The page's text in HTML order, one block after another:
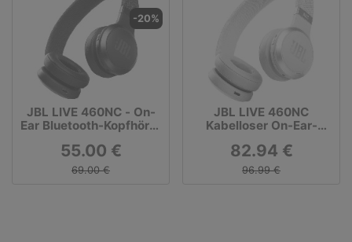
-20%
JBL LIVE 460NC - On-
Ear Bluetooth-Kopfhörer
55.00 €
69.00 €
JBL LIVE 460NC
Kabelloser On-Ear-
Cancelling, Google
Assistant, Bluetooth)
82.94 €
96.99 €